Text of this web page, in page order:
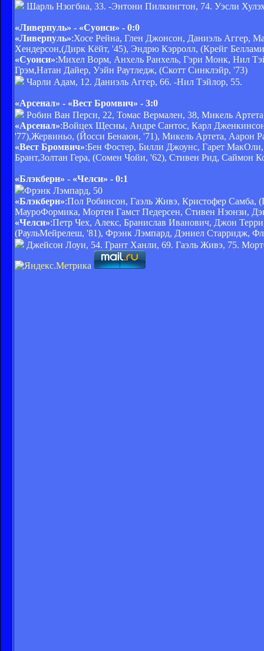
Шарль Нзогбиа, 33. -Энтони Пилкингтон, 74. Уэсли
«Ливерпуль» - «Суонси» - 0:0
«Ливерпуль»:Хосе Рейна, Глен Джонсон, Даниэль Аггер,
Хендерсон,(Дирк Кёйт, '45), Эндрю Кэрролл, (Крейг
«Суонси»:Михел Ворм, Анхель Ранхель, Гэри Монк, Нил
Грэм,Натан Дайер, Уэйн Раутледж, (Скотт Синклэйр, '73)
Чарли Адам, 12. Даниэль Аггер, 66. -Нил Тэйлор, 55.
«Арсенал» - «Вест Бромвич» - 3:0
Робин Ван Перси, 22, Томас Вермален, 38, Микель
«Арсенал»:Войцех Щесны, Андре Сантос, Карл
'77),Жервиньо, (Йосси Бенаюн, '71), Микель Артета, Аарон
«Вест Бромвич»:Бен Фостер, Билли Джоунс, Гарет
Брант,Золтан Гера, (Сомен Чойи, '62), Стивен Рид, Саймон
«Блэкберн» - «Челси» - 0:1
Фрэнк Лэмпард, 50
«Блэкберн»:Пол Робинсон, Гаэль Живэ, Кристофер Самба,
МауроФормика, Мортен Гамст Педерсен, Стивен Нзонзи,
«Челси»:Петр Чех, Алекс, Бранислав Иванович, Джон
(РаульМейрелеш, '81), Фрэнк Лэмпард, Дэниел Старридж,
Джейсон Лоуи, 54. Грант Ханли, 69. Гаэль Живэ, 75.